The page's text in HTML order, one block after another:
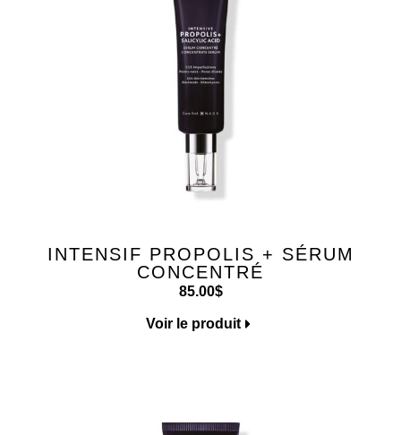
INTENSIF PROPOLIS + SÉRUM
CONCENTRÉ
85.00$
Voir le produit